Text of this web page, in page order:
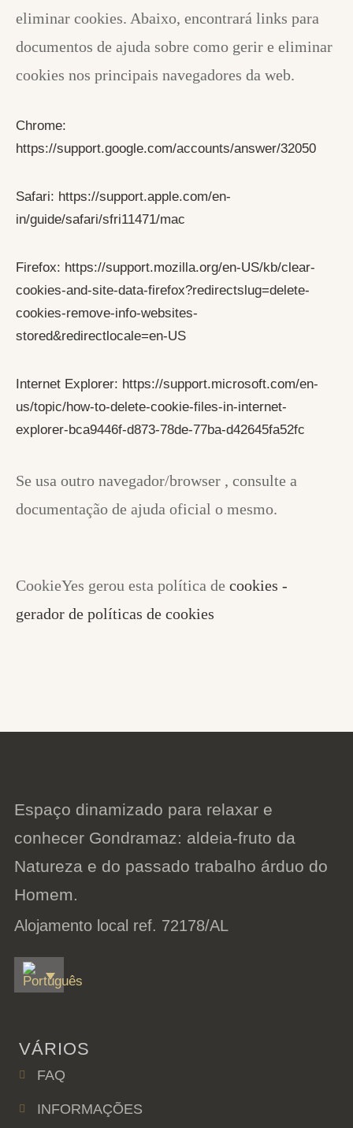
eliminar cookies. Abaixo, encontrará links para
documentos de ajuda sobre como gerir e eliminar
cookies nos principais navegadores da web.
Chrome:
https://support.google.com/accounts/answer/32050
Safari: https://support.apple.com/en-
in/guide/safari/sfri11471/mac
Firefox: https://support.mozilla.org/en-US/kb/clear-
cookies-and-site-data-firefox?redirectslug=delete-
cookies-remove-info-websites-
stored&redirectlocale=en-US
Internet Explorer: https://support.microsoft.com/en-
us/topic/how-to-delete-cookie-files-in-internet-
explorer-bca9446f-d873-78de-77ba-d42645fa52fc
Se usa outro navegador/browser , consulte a
documentação de ajuda oficial o mesmo.
CookieYes gerou esta política de cookies -
gerador de políticas de cookies
Espaço dinamizado para relaxar e
conhecer Gondramaz: aldeia-fruto da
Natureza e do passado trabalho árduo do
Homem.
Alojamento local ref. 72178/AL
VÁRIOS
FAQ
INFORMAÇÕES